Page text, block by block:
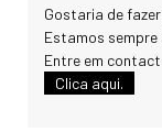
Gostaria de
Estamos
Entre em
Clica aqui.